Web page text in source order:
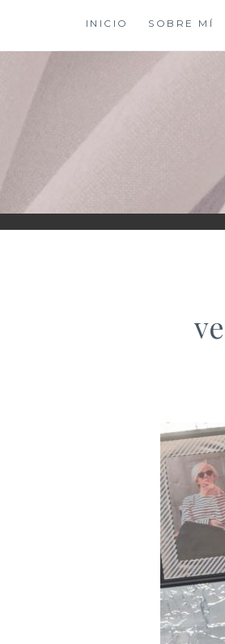
contenido
INICIO SOBRE MÍ
XIOMY